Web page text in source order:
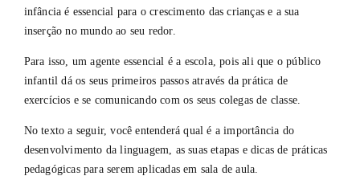
infância é essencial para o crescimento das crianças e a sua
inserção no mundo ao seu redor.
Para isso, um agente essencial é a escola, pois ali que o público
infantil dá os seus primeiros passos através da prática de
exercícios e se comunicando com os seus colegas de classe.
No texto a seguir, você entenderá qual é a importância do
desenvolvimento da linguagem, as suas etapas e dicas de práticas
pedagógicas para serem aplicadas em sala de aula.